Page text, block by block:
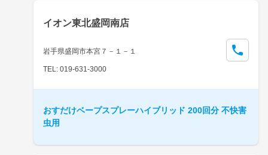
イオン東北盛岡南店
岩手県盛岡市本宮７－１－１
TEL: 019-631-3000
おすだけベープスプレーハイブリッド 200回分 不快害
虫用